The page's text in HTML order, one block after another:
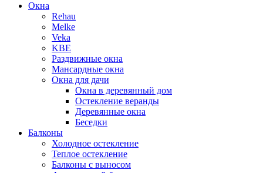
Окна
Rehau
Melke
Veka
KBE
Раздвижные окна
Мансардные окна
Окна для дачи
Окна в деревянный дом
Остекление веранды
Деревянные окна
Беседки
Балконы
Холодное остекление
Теплое остекление
Балконы с выносом